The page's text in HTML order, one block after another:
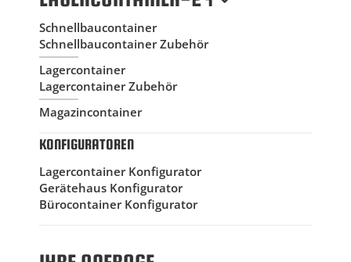
Schnellbaucontainer
Schnellbaucontainer Zubehör
Lagercontainer
Lagercontainer Zubehör
Magazincontainer
KONFIGURATOREN
Lagercontainer Konfigurator
Gerätehaus Konfigurator
Bürocontainer Konfigurator